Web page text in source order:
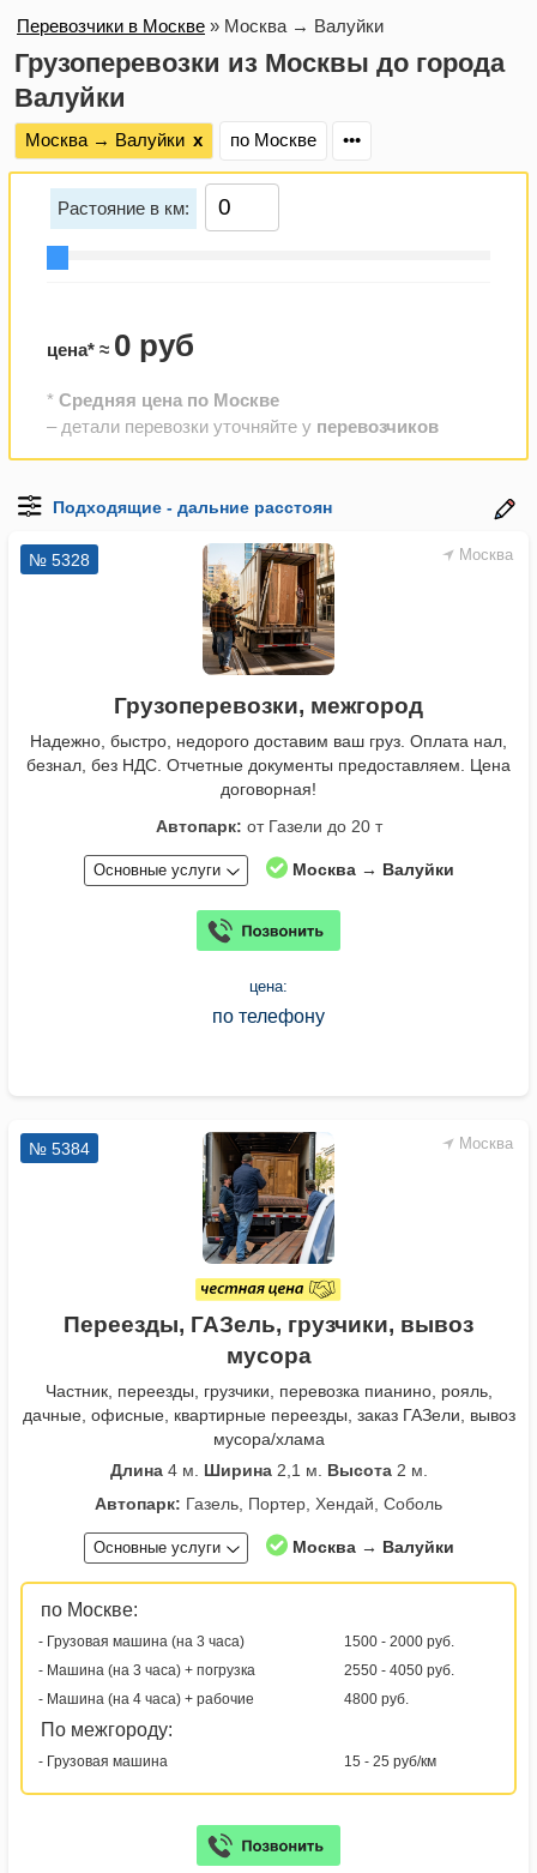
Перевозчики в Москве » Москва → Валуйки
Грузоперевозки из Москвы до города
Валуйки
Москва → Валуйки х по Москве •••
Растояние в км:
цена* ≈ 0 руб
* Средняя цена по Москве
– детали перевозки уточняйте у перевозчиков
Москва
№ 5328
Грузоперевозки, межгород
Надежно, быстро, недорого доставим ваш груз. Оплата нал,
безнал, без НДС. Отчетные документы предоставляем. Цена
договорная!
Автопарк: от Газели до 20 т
Основные услуги Москва → Валуйки
цена:
по телефону
Москва
№ 5384
Переезды, ГАЗель, грузчики, вывоз
мусора
Частник, переезды, грузчики, перевозка пианино, рояль,
дачные, офисные, квартирные переезды, заказ ГАЗели, вывоз
мусора/хлама
Длина4 м. Ширина2,1 м. Высота2 м.
Автопарк: Газель, Портер, Хендай, Соболь
Основные услуги Москва → Валуйки
по Москве:
- Грузовая машина (на 3 часа)
1500 - 2000 руб.
- Машина (на 3 часа) + погрузка
2550 - 4050 руб.
- Машина (на 4 часа) + рабочие
4800 руб.
По межгороду:
- Грузовая машина 15 - 25 руб/км